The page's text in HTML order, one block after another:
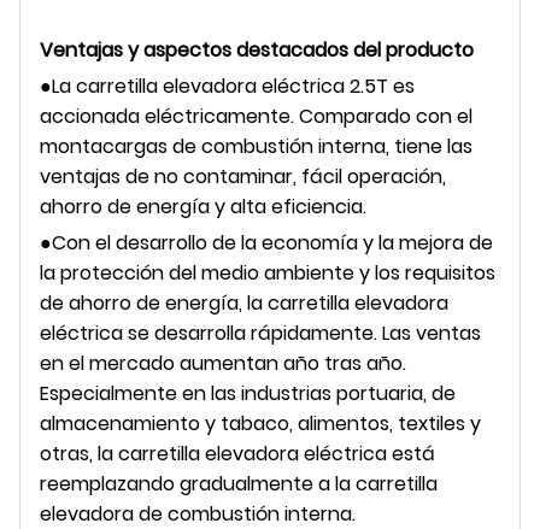
Ventajas y aspectos destacados del producto
●La carretilla elevadora eléctrica 2.5T es
accionada eléctricamente. Comparado con el
montacargas de combustión interna, tiene las
ventajas de no contaminar, fácil operación,
ahorro de energía y alta eficiencia.
●Con el desarrollo de la economía y la mejora de
la protección del medio ambiente y los requisitos
de ahorro de energía, la carretilla elevadora
eléctrica se desarrolla rápidamente. Las ventas
en el mercado aumentan año tras año.
Especialmente en las industrias portuaria, de
almacenamiento y tabaco, alimentos, textiles y
otras, la carretilla elevadora eléctrica está
reemplazando gradualmente a la carretilla
elevadora de combustión interna.